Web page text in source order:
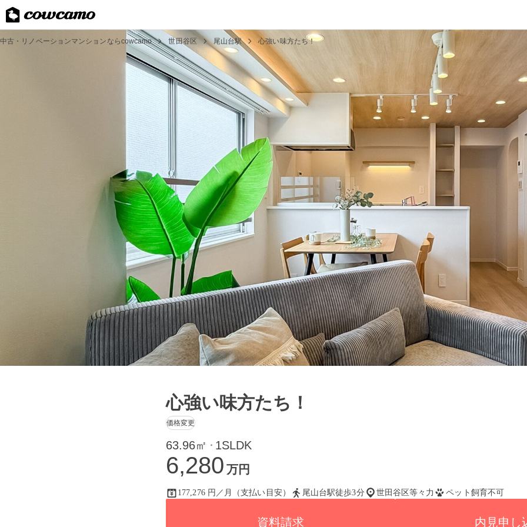
中古・リノベーションマンションならcowcamo 世田谷区 尾山台駅 心強い味方たち！
心強い味方たち！
価格変更
63.96㎡ ・ 1SLDK
6,280 万円
177,276 円／月（支払い目安） 尾山台駅徒歩3分 世田谷区等々力 ペット飼育不可
資料請求 内見申し